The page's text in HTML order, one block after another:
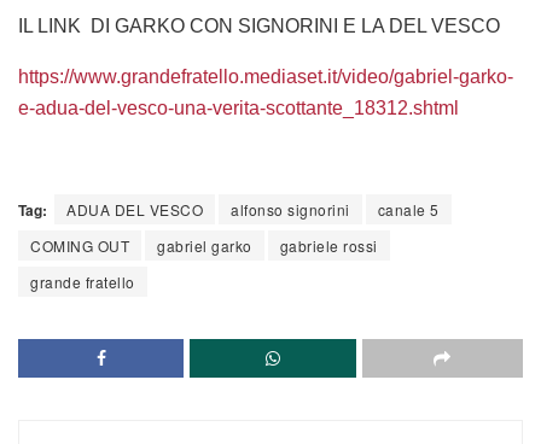
IL LINK DI GARKO CON SIGNORINI E LA DEL VESCO
https://www.grandefratello.mediaset.it/video/gabriel-garko-
e-adua-del-vesco-una-verita-scottante_18312.shtml
Tag: ADUA DEL VESCO alfonso signorini
canale 5
COMING OUT
gabriel garko
gabriele rossi
grande fratello